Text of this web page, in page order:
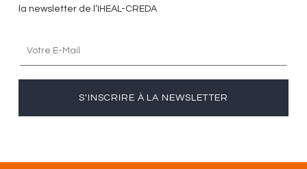
la newsletter de l’IHEAL-CREDA
S'INSCRIRE À LA NEWSLETTER